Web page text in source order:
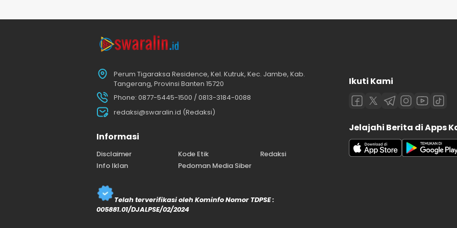
Perum Tigaraksa Residence, Kel. Kutruk, Kec. Jambe, Kab.
Tangerang, Provinsi Banten 15720
Phone: 0877-5445-1500 / 0813-3184-0088
redaksi@swaralin.id (Redaksi)
Informasi
Disclaimer Kode Etik
Redaksi
Info Iklan
Pedoman Media Siber
Telah terverifikasi oleh Kominfo Nomor TDPSE :
005881.01/DJALPSE/02/2024
Ikuti Kami
Jelajahi Berita di Apps